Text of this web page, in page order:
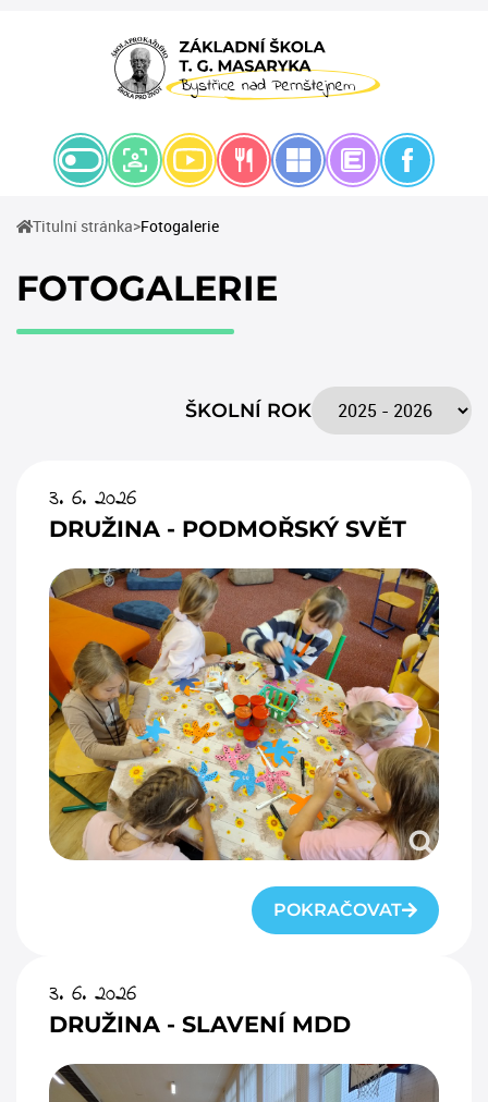
Titulní stránka(current)
Fotogalerie
FOTOGALERIE
ŠKOLNÍ ROK
3. 6. 2026
DRUŽINA - PODMOŘSKÝ SVĚT
POKRAČOVAT
3. 6. 2026
DRUŽINA - SLAVENÍ MDD